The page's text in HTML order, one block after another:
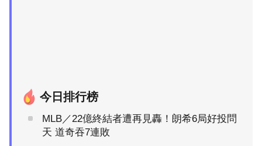
今日排行榜
MLB／22億終結者遭再見轟！朗希6局好投問
天 道奇吞7連敗